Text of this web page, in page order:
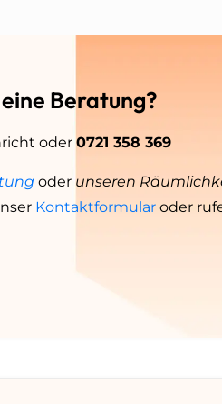
Beratung?
oder 0721 358 369
oder unseren
Kontaktformular oder